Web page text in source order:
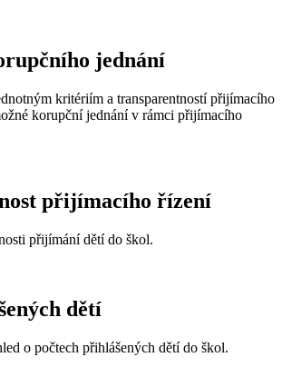
jednání
kritériím a transparentností přijímacího
korupční jednání v rámci přijímacího
přijímacího řízení
přijímání dětí do škol.
dětí
o počtech přihlášených dětí do škol.